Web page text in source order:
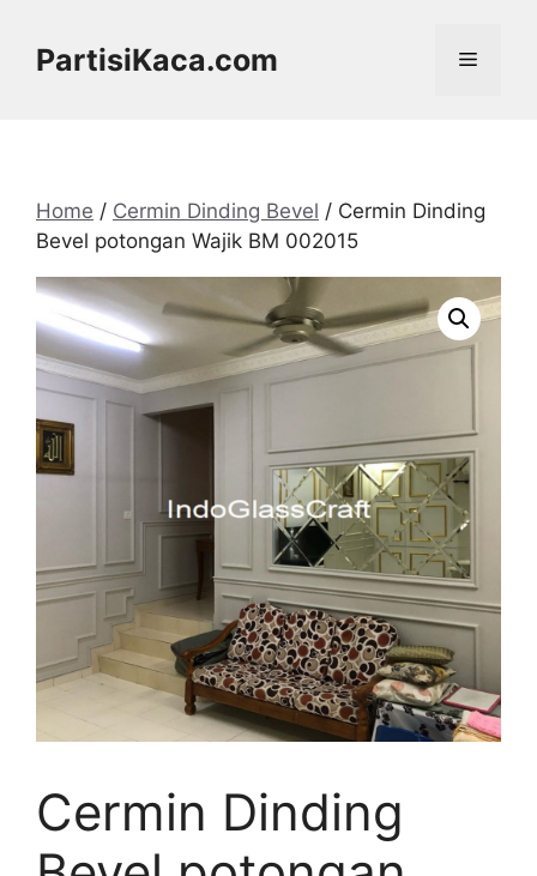
contentPartisiKaca.com Menu
Home / Cermin Dinding Bevel / Cermin Dinding
Bevel potongan Wajik BM 002015
Cermin Dinding